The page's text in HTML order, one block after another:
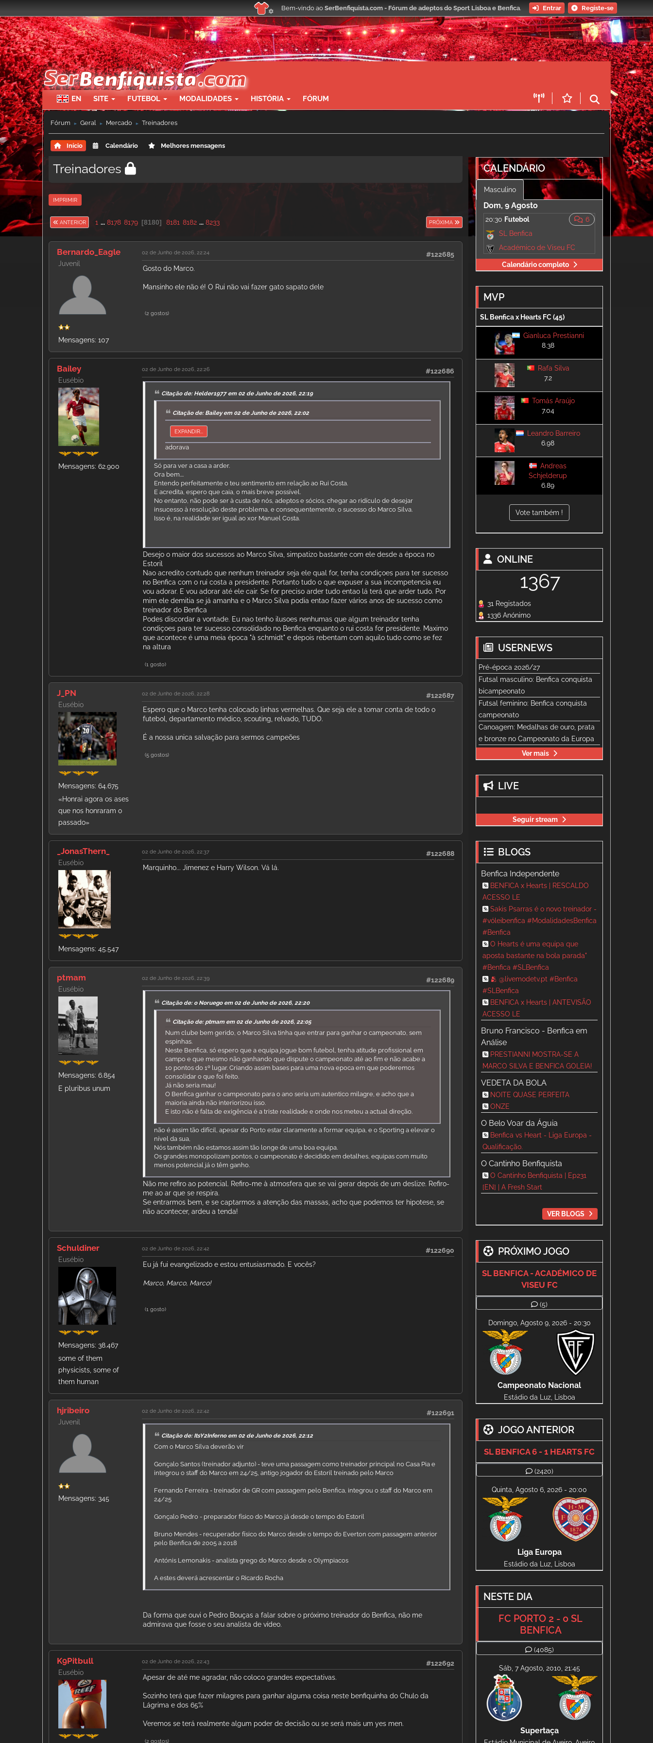
Bem-vindo ao SerBenfiquista.com - Fórum de adeptos do Sport Lisboa e Benfica. Entrar Registe-se
EN SITE FUTEBOL MODALIDADES HISTÓRIA FÓRUM
Fórum ► Geral ► Mercado ► Treinadores
Início Calendário Melhores mensagens
Treinadores
IMPRIMIR
ANTERIOR 1 ... 8178 8179 8180 8181 8182 ... 8233 PRÓXIMA
Bernardo_Eagle
Juvenil
Mensagens: 107
#122685
02 de Junho de 2026, 22:24
Gosto do Marco.
Mansinho ele não é! O Rui não vai fazer gato sapato dele
(2 gostos)
Bailey
Eusébio
Mensagens: 62.900
#122686
02 de Junho de 2026, 22:26
Citação de: Helder1977 em 02 de Junho de 2026, 22:19
Citação de: Bailey em 02 de Junho de 2026, 22:02
EXPANDIR...
adorava
Só para ver a casa a arder.
Ora bem....
Entendo perfeitamente o teu sentimento em relação ao Rui Costa.
E acredita, espero que caia, o mais breve possível.
No entanto, não pode ser à custa de nós, adeptos e sócios, chegar ao ridículo de desejar
insucesso à resolução deste problema, e consequentemente, o sucesso do Marco Silva.
Isso é, na realidade ser igual ao xor Manuel Costa.
Desejo o maior dos sucessos ao Marco Silva, simpatizo bastante com ele desde a época no
Estoril
Nao acredito contudo que nenhum treinador seja ele qual for, tenha condiçoes para ter sucesso
no Benfica com o rui costa a presidente. Portanto tudo o que expuser a sua incompetencia eu
vou adorar. E vou adorar até ele cair. Se for preciso arder tudo entao lá terá que arder tudo. Por
mim ele demitia se já amanha e o Marco Silva podia entao fazer vários anos de sucesso como
treinador do Benfica
Podes discordar a vontade. Eu nao tenho ilusoes nenhumas que algum treinador tenha
condiçoes para ter sucesso consolidado no Benfica enquanto o rui costa for presidente. Maximo
que acontece é uma meia época "à schmidt" e depois rebentam com aquilo tudo como se fez
na altura
(1 gosto)
J_PN
Eusébio
Mensagens: 64.675
«Honrai agora os ases
que nos honraram o
passado»
#122687
02 de Junho de 2026, 22:28
Espero que o Marco tenha colocado linhas vermelhas. Que seja ele a tomar conta de todo o
futebol, departamento médico, scouting, relvado, TUDO.
É a nossa unica salvação para sermos campeões
(5 gostos)
_JonasThern_
Eusébio
Mensagens: 45.547
#122688
02 de Junho de 2026, 22:37
Marquinho... Jimenez e Harry Wilson. Vá lá.
ptmam
Eusébio
Mensagens: 6.854
E pluribus unum
#122689
02 de Junho de 2026, 22:39
Citação de: o Noruego em 02 de Junho de 2026, 22:20
Citação de: ptmam em 02 de Junho de 2026, 22:05
Num clube bem gerido, o Marco Silva tinha que entrar para ganhar o campeonato, sem
espinhas.
Neste Benfica, só espero que a equipa jogue bom futebol, tenha atitude profissional em
campo e que mesmo não ganhando que dispute o campeonato até ao fim e não acabe a
10 pontos do 1º lugar. Criando assim bases para uma nova epoca em que poderemos
consolidar o que foi feito.
Já não seria mau!
O Benfica ganhar o campeonato para o ano seria um autentico milagre, e acho que a
maioria ainda não interiorizou isso.
E isto não é falta de exigência é a triste realidade e onde nos meteu a actual direção.
não é assim tão difícil, apesar do Porto estar claramente a formar equipa, e o Sporting a elevar o
nível da sua,
Nós também não estamos assim tão longe de uma boa equipa.
Os grandes monopolizam pontos, o campeonato é decidido em detalhes, equipas com muito
menos potencial já o têm ganho.
Não me refiro ao potencial. Refiro-me à atmosfera que se vai gerar depois de um deslize. Refiro-
me ao ar que se respira.
Se entrarmos bem, e se captarmos a atenção das massas, acho que podemos ter hipotese, se
não acontecer, ardeu a tenda!
Schuldiner
Eusébio
Mensagens: 38.467
some of them
physicists, some of
them human
#122690
02 de Junho de 2026, 22:42
Eu já fui evangelizado e estou entusiasmado. E vocês?
Marco, Marco, Marco!
(1 gosto)
hjribeiro
Juvenil
Mensagens: 345
#122691
02 de Junho de 2026, 22:42
Citação de: ItsY2Inferno em 02 de Junho de 2026, 22:12
Com o Marco Silva deverão vir
Gonçalo Santos (treinador adjunto) - teve uma passagem como treinador principal no Casa Pia e
integrou o staff do Marco em 24/25, antigo jogador do Estoril treinado pelo Marco
Fernando Ferreira - treinador de GR com passagem pelo Benfica, integrou o staff do Marco em
24/25
Gonçalo Pedro - preparador físico do Marco já desde o tempo do Estoril
Bruno Mendes - recuperador físico do Marco desde o tempo do Everton com passagem anterior
pelo Benfica de 2005 a 2018
Antónis Lemonakis - analista grego do Marco desde o Olympiacos
A estes deverá acrescentar o Ricardo Rocha
Da forma que ouvi o Pedro Bouças a falar sobre o próximo treinador do Benfica, não me
admirava que fosse o seu analista de vídeo.
K9Pitbull
Eusébio
#122692
02 de Junho de 2026, 22:43
Apesar de até me agradar, não coloco grandes expectativas.
Sozinho terá que fazer milagres para ganhar alguma coisa neste benfiquinha do Chulo da
Lágrima e dos 65%
Veremos se terá realmente algum poder de decisão ou se será mais um yes men.
(2 gostos)
CALENDÁRIO
Masculino
Dom, 9 Agosto
6
20:30 Futebol
SL Benfica
Académico de Viseu FC
Calendário completo
MVP
SL Benfica x Hearts FC (45)
Gianluca Prestianni
8.38
Rafa Silva
7.2
Tomás Araújo
7.04
Leandro Barreiro
6.98
Andreas
Schjelderup
6.89
Vote também !
ONLINE
1367
31 Registados
1336 Anónimo
USERNEWS
Pré-época 2026/27
Futsal masculino: Benfica conquista
bicampeonato
Futsal feminino: Benfica conquista
campeonato
Canoagem: Medalhas de ouro, prata
e bronze no Campeonato da Europa
Ver mais
LIVE
Seguir stream
BLOGS
Benfica Independente
BENFICA x Hearts | RESCALDO
ACESSO LE
Sakis Psarras é o novo treinador -
#vóleibenfica #ModalidadesBenfica
#Benfica
O Hearts é uma equipa que
aposta bastante na bola parada"
#Benfica #SLBenfica
🫂 @livemodetv.pt #Benfica
#SLBenfica
BENFICA x Hearts | ANTEVISÃO
ACESSO LE
Bruno Francisco - Benfica em
Análise
PRESTIANNI MOSTRA-SE A
MARCO SILVA E BENFICA GOLEIA!
VEDETA DA BOLA
NOITE QUASE PERFEITA
ONZE
O Belo Voar da Águia
Benfica vs Heart - Liga Europa -
Qualificação.
O Cantinho Benfiquista
O Cantinho Benfiquista | Ep231
[EN] | A Fresh Start
VER BLOGS
PRÓXIMO JOGO
SL BENFICA - ACADÉMICO DE
VISEU FC
(5)
Domingo, Agosto 9, 2026 - 20:30
Campeonato Nacional
Estádio da Luz, Lisboa
JOGO ANTERIOR
SL BENFICA 6 - 1 HEARTS FC
(2420)
Quinta, Agosto 6, 2026 - 20:00
Liga Europa
Estádio da Luz, Lisboa
NESTE DIA
FC PORTO 2 - 0 SL
BENFICA
(4085)
Sáb, 7 Agosto, 2010, 21:45
Supertaça